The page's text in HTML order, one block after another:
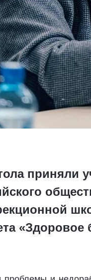
приняли
«Здоровое